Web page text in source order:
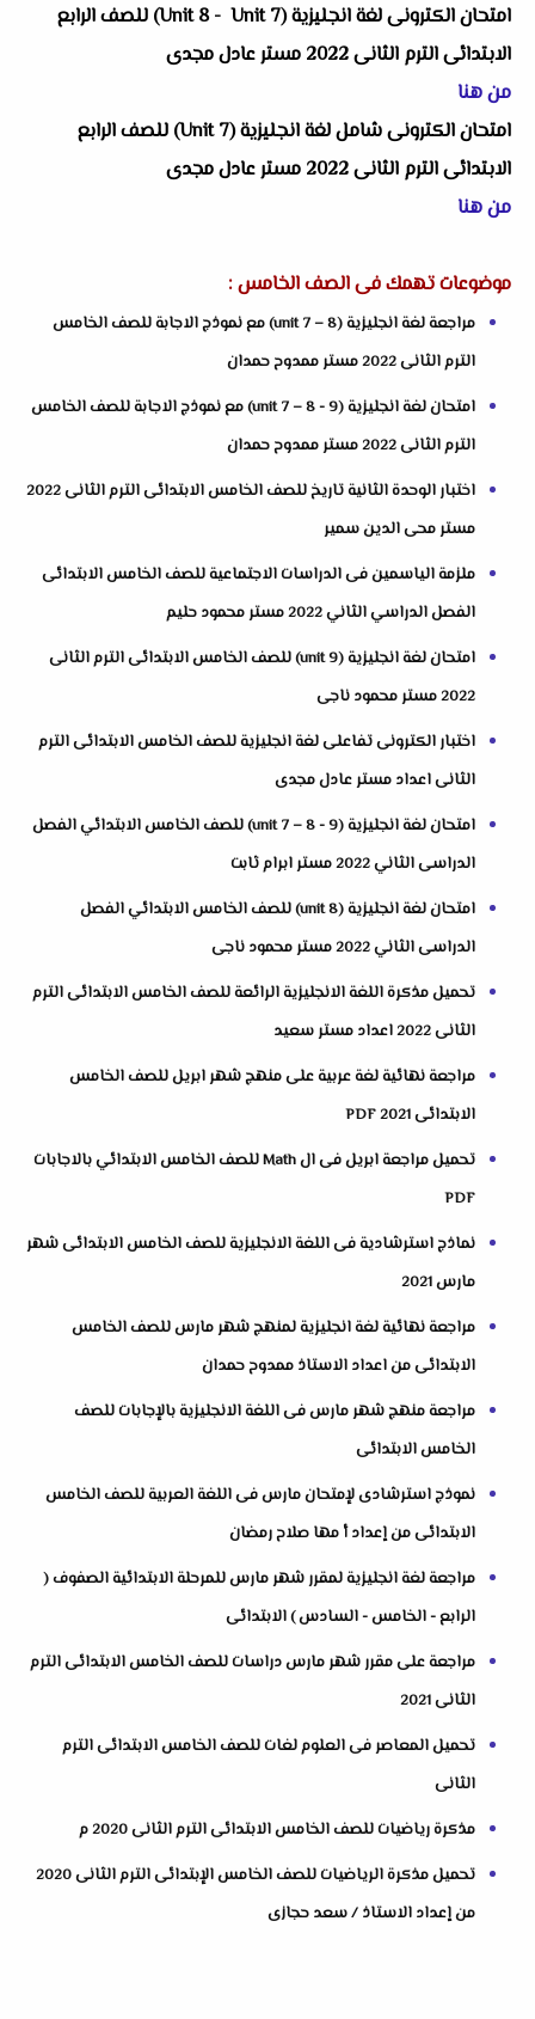
امتحان الكترونى لغة انجليزية (Unit 8 - Unit 7) للصف الرابع
الابتدائى الترم الثانى 2022 مستر عادل مجدى
من هنا
امتحان الكترونى شامل لغة انجليزية (Unit 7) للصف الرابع
الابتدائى الترم الثانى 2022 مستر عادل مجدى
من هنا
موضوعات تهمك فى الصف الخامس :
مراجعة لغة انجليزية (unit 7 – 8) مع نموذج الاجابة للصف الخامس
الترم الثانى 2022 مستر ممدوح حمدان
امتحان لغة انجليزية (unit 7 – 8 - 9) مع نموذج الاجابة للصف الخامس
الترم الثانى 2022 مستر ممدوح حمدان
اختبار الوحدة الثانية تاريخ للصف الخامس الابتدائى الترم الثانى 2022
مستر محى الدين سمير
ملزمة الياسمين فى الدراسات الاجتماعية للصف الخامس الابتدائى
الفصل الدراسي الثاني 2022 مستر محمود حليم
امتحان لغة انجليزية (unit 9) للصف الخامس الابتدائى الترم الثانى
2022 مستر محمود ناجى
اختبار الكترونى تفاعلى لغة انجليزية للصف الخامس الابتدائى الترم
الثانى اعداد مستر عادل مجدى
امتحان لغة انجليزية (unit 7 – 8 - 9) للصف الخامس الابتدائي الفصل
الدراسى الثاني 2022 مستر ابرام ثابت
امتحان لغة انجليزية (unit 8) للصف الخامس الابتدائي الفصل
الدراسى الثاني 2022 مستر محمود ناجى
تحميل مذكرة اللغة الانجليزية الرائعة للصف الخامس الابتدائى الترم
الثانى 2022 اعداد مستر سعيد
مراجعة نهائية لغة عربية على منهج شهر ابريل للصف الخامس
الابتدائى 2021 PDF
تحميل مراجعة ابريل فى ال Math للصف الخامس الابتدائي بالاجابات
PDF
نماذج استرشادية فى اللغة الانجليزية للصف الخامس الابتدائى شهر
مارس 2021
مراجعة نهائية لغة انجليزية لمنهج شهر مارس للصف الخامس
الابتدائى من اعداد الاستاذ ممدوح حمدان
مراجعة منهج شهر مارس فى اللغة الانجليزية بالإجابات للصف
الخامس الابتدائى
نموذج استرشادى لإمتحان مارس فى اللغة العربية للصف الخامس
الابتدائى من إعداد أ مها صلاح رمضان
مراجعة لغة انجليزية لمقرر شهر مارس للمرحلة الابتدائية الصفوف (
الرابع - الخامس - السادس ) الابتدائى
مراجعة على مقرر شهر مارس دراسات للصف الخامس الابتدائى الترم
الثانى 2021
تحميل المعاصر فى العلوم لغات للصف الخامس الابتدائى الترم
الثانى
مذكرة رياضيات للصف الخامس الابتدائى الترم الثانى 2020 م
تحميل مذكرة الرياضيات للصف الخامس الإبتدائى الترم الثانى 2020
من إعداد الاستاذ / سعد حجازى